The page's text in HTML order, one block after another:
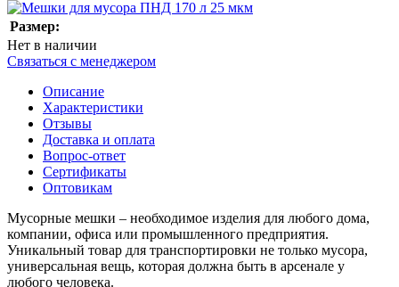
Размер:
Нет в наличии
Связаться с менеджером
Описание
Характеристики
Отзывы
Доставка и оплата
Вопрос-ответ
Сертификаты
Оптовикам
Мусорные мешки – необходимое изделия для любого дома,
компании, офиса или промышленного предприятия.
Уникальный товар для транспортировки не только мусора,
универсальная вещь, которая должна быть в арсенале у
любого человека.